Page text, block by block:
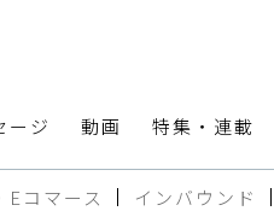
ージ 動画 特集・連載
Eコマース インバウンド